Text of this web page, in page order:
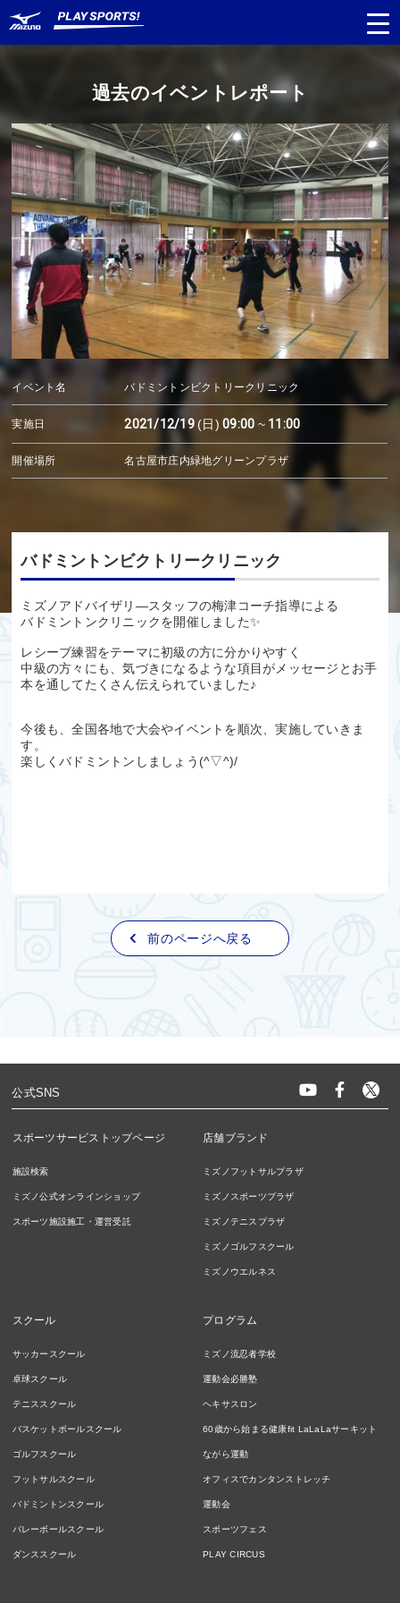
都道府県から探す
種目から探す
日程から探す
対象年齢から探す
過去のイベントレポート
イベント名 バドミントンビクトリークリニック
実施日 2021/12/19 (日) 09:00 ~ 11:00
開催場所 名古屋市庄内緑地グリーンプラザ
バドミントンビクトリークリニック
ミズノアドバイザリ―スタッフの梅津コーチ指導による
バドミントンクリニックを開催しました✨
レシーブ練習をテーマに初級の方に分かりやすく
中級の方々にも、気づきになるような項目がメッセージとお手
本を通してたくさん伝えられていました♪
今後も、全国各地で大会やイベントを順次、実施していきま
す。
楽しくバドミントンしましょう(^▽^)/
前のページへ戻る
公式SNS
スポーツサービストップページ
施設検索
ミズノ公式オンラインショップ
スポーツ施設施工・運営受託
店舗ブランド
ミズノフットサルプラザ
ミズノスポーツプラザ
ミズノテニスプラザ
ミズノゴルフスクール
ミズノウエルネス
スクール
サッカースクール
卓球スクール
テニススクール
バスケットボールスクール
ゴルフスクール
フットサルスクール
バドミントンスクール
バレーボールスクール
ダンススクール
プログラム
ミズノ流忍者学校
運動会必勝塾
ヘキサスロン
60歳から始まる健康fit LaLaLaサーキット
ながら運動
オフィスでカンタンストレッチ
運動会
スポーツフェス
PLAY CIRCUS